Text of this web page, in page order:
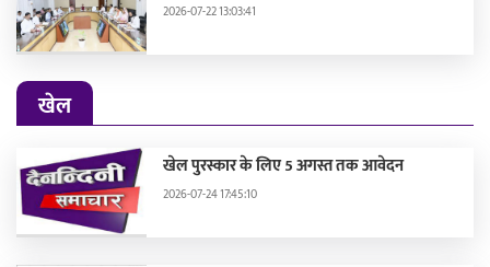
2026-07-22 13:03:41
खेल
खेल पुरस्कार के लिए 5 अगस्त तक आवेदन
2026-07-24 17:45:10